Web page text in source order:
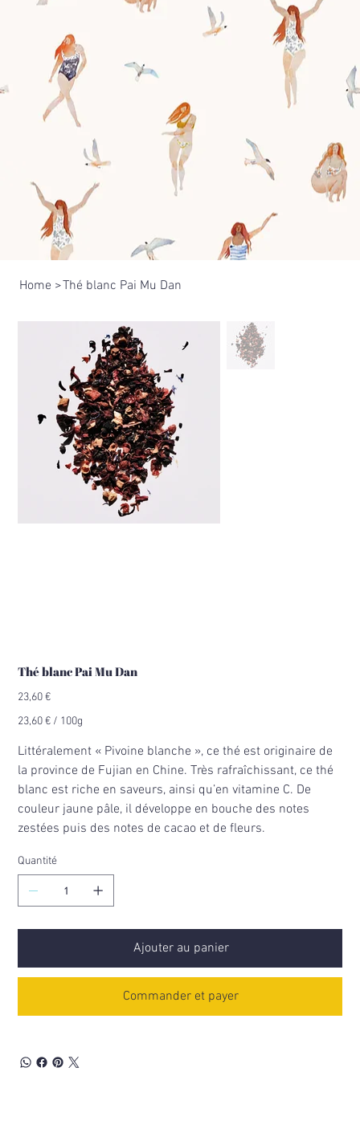
Home >Thé blanc Pai Mu Dan
Thé blanc Pai Mu Dan
Prix
23,60 €
23,60 €
par
23,60 € / 100g
Littéralement « Pivoine blanche », ce thé est originaire de
la province de Fujian en Chine. Très rafraîchissant, ce thé
blanc est riche en saveurs, ainsi qu’en vitamine C. De
couleur jaune pâle, il développe en bouche des notes
zestées puis des notes de cacao et de fleurs.
Quantité
Ajouter au panier
Commander et payer